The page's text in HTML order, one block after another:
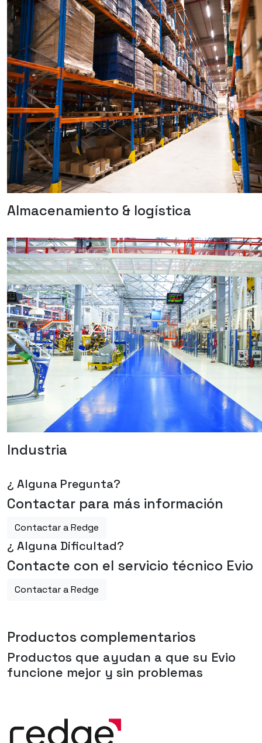
Almacenamiento & logística
Industria
¿ Alguna Pregunta?
Contactar para más información
Contactar a Redge
¿ Alguna Dificultad?
Contacte con el servicio técnico Evio
Contactar a Redge
Productos complementarios
Productos que ayudan a que su Evio
funcione mejor y sin problemas